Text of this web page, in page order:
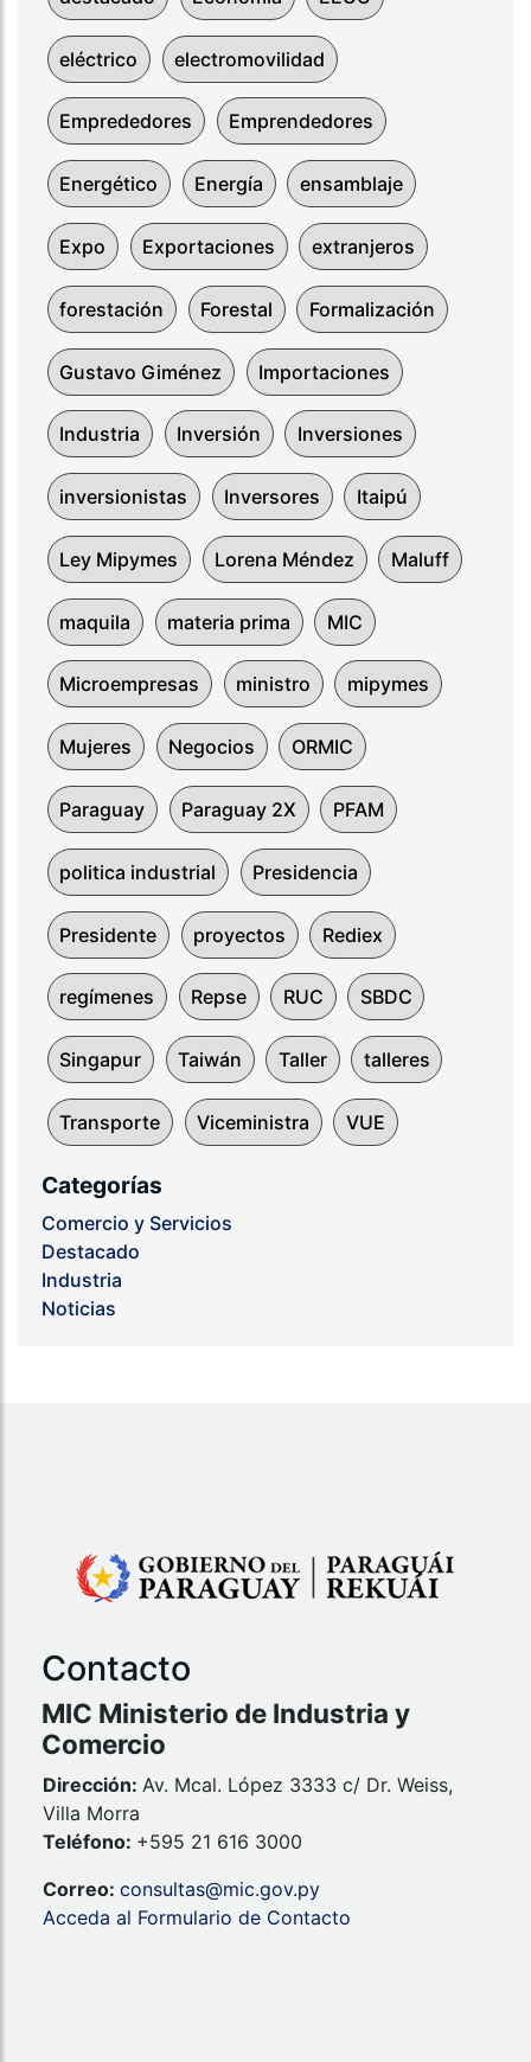
eléctrico electromovilidad
Emprededores Emprendedores
Energético Energía ensamblaje
Expo Exportaciones extranjeros
forestación Forestal Formalización
Gustavo Giménez Importaciones
Industria Inversión Inversiones
inversionistas Inversores Itaipú
Ley Mipymes Lorena Méndez Maluff
maquila materia prima MIC
Microempresas ministro mipymes
Mujeres Negocios ORMIC
Paraguay Paraguay 2X PFAM
politica industrial Presidencia
Presidente proyectos Rediex
regímenes Repse RUC SBDC
Singapur Taiwán Taller talleres
Transporte Viceministra VUE
Categorías
Comercio y Servicios
Destacado
Industria
Noticias
Contacto
MIC Ministerio de Industria y
Comercio
Dirección: Av. Mcal. López 3333 c/ Dr. Weiss,
Villa Morra
Teléfono: +595 21 616 3000
Correo: consultas@mic.gov.py
Acceda al Formulario de Contacto